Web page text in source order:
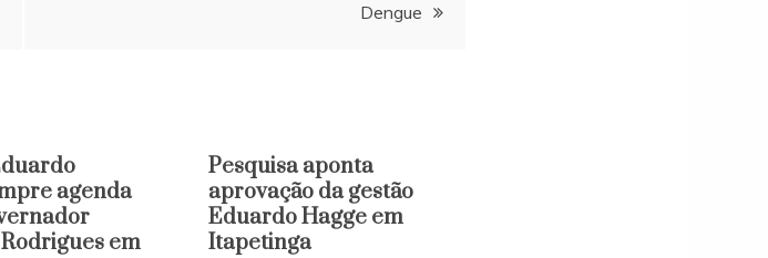
Dengue
agenda
em
Pesquisa aponta
aprovação da gestão
Eduardo Hagge em
Itapetinga